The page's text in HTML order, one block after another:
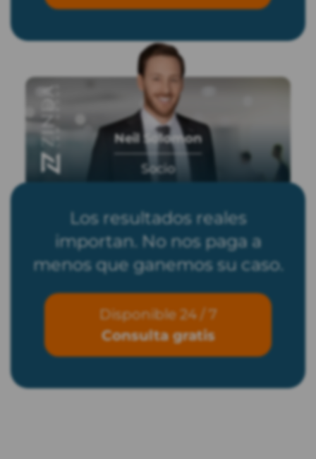
Neil Solomon
Socio
Los resultados reales
importan. No nos paga a
menos que ganemos su caso.
Disponible 24 / 7
Consulta gratis